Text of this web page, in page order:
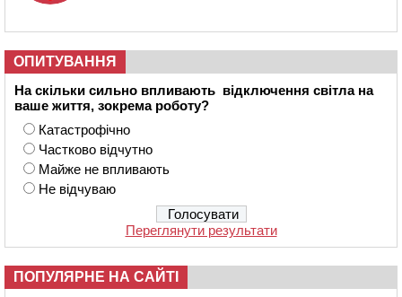
ОПИТУВАННЯ
На скільки сильно впливають відключення світла на
ваше життя, зокрема роботу?
Катастрофічно
Частково відчутно
Майже не впливають
Не відчуваю
Переглянути результати
ПОПУЛЯРНЕ НА САЙТІ